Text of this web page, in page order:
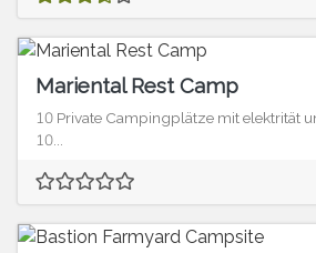
Mariental Rest Camp
10 Private Campingplätze mit elektrität
10...